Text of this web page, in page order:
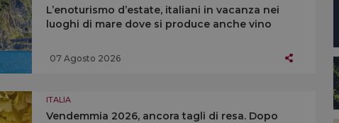
L’enoturismo d’estate, italiani in vacanza nei
luoghi di mare dove si produce anche vino
07 Agosto 2026
ITALIA
Vendemmia 2026, ancora tagli di resa. Dopo